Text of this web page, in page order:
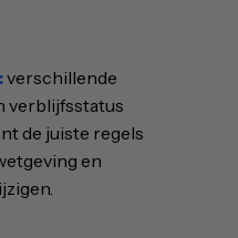
verschillende
verblijfsstatus
de juiste regels
en